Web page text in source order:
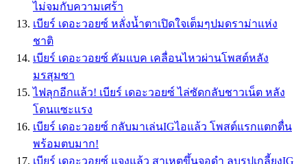
ไม่จมกับความเศร้า
เบียร์ เดอะวอยซ์ หลั่งน้ำตาเปิดใจเต็มๆปมดราม่าแห่ง
ชาติ
เบียร์ เดอะวอยซ์ คัมแบค เคลื่อนไหวผ่านโพสต์หลัง
มรสุมซา
ไฟลุกอีกแล้ว! เบียร์ เดอะวอยซ์ ไล่ซัดกลับชาวเน็ต หลัง
โดนแซะแรง
เบียร์ เดอะวอยซ์ กลับมาเล่นIGไอแล้ว โพสต์แรกแตกตื่น
พร้อมตบมาก!
เบียร์ เดอะวอยซ์ แจงแล้ว สาเหตุขึ้นจอดำ ลบรูปเกลี้ยงIG